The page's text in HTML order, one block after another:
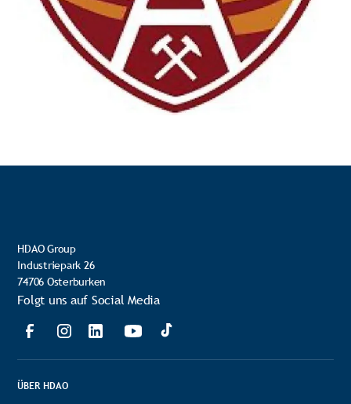
HDAO Group
Industriepark 26
74706 Osterburken
Folgt uns auf Social Media
ÜBER HDAO